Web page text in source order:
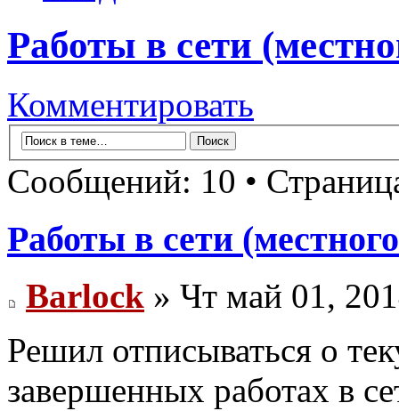
Работы в сети
Комментировать
Сообщений: 10 •
Работы в сети
Barlock » Чт май 01,
Решил отписываться о
завершенных работах в